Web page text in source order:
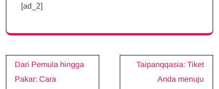
[ad_2]
Post
navigation
Dari Pemula hingga
Pakar: Cara
Taipanqqasia: Tiket
Anda menuju